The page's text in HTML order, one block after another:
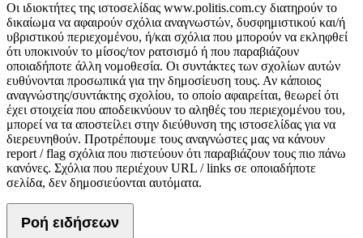
Οι ιδιοκτήτες της ιστοσελίδας www.politis.com.cy διατηρούν το
δικαίωμα να αφαιρούν σχόλια αναγνωστών, δυσφημιστικού και/ή
υβριστικού περιεχομένου, ή/και σχόλια που μπορούν να εκληφθεί
ότι υποκινούν το μίσος/τον ρατσισμό ή που παραβιάζουν
οποιαδήποτε άλλη νομοθεσία. Οι συντάκτες των σχολίων αυτών
ευθύνονται προσωπικά για την δημοσίευση τους. Αν κάποιος
αναγνώστης/συντάκτης σχολίου, το οποίο αφαιρείται, θεωρεί ότι
έχει στοιχεία που αποδεικνύουν το αληθές του περιεχομένου του,
μπορεί να τα αποστείλει στην διεύθυνση της ιστοσελίδας για να
διερευνηθούν. Προτρέπουμε τους αναγνώστες μας να κάνουν
report / flag σχόλια που πιστεύουν ότι παραβιάζουν τους πιο πάνω
κανόνες. Σχόλια που περιέχουν URL / links σε οποιαδήποτε
σελίδα, δεν δημοσιεύονται αυτόματα.
Ροή ειδήσεων